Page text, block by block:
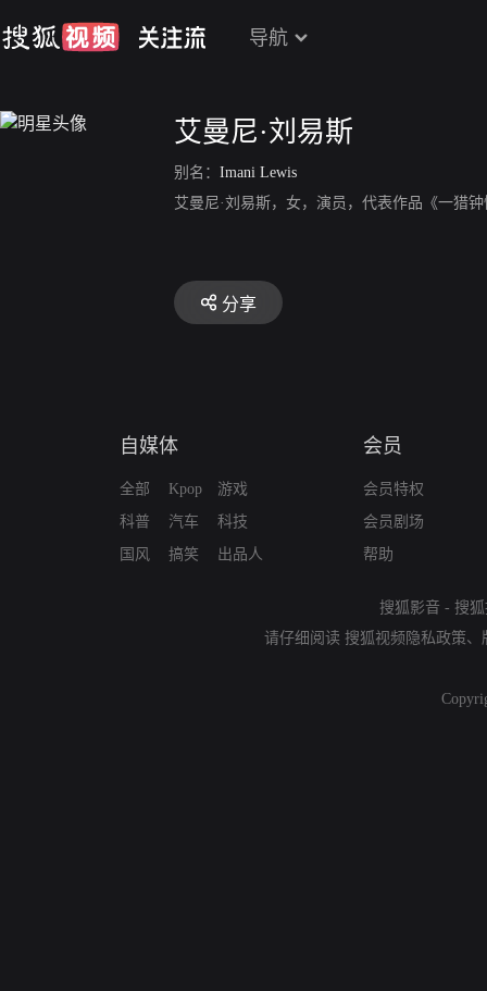
导航
艾曼尼·刘易斯
别名： Imani Lewis
艾曼尼·刘易斯，女，演员，代表作品《一猎
分享
自媒体
全部
科普
国风
Kpop
汽车
搞笑
游戏
科技
出品人
会员
会员特权
会员剧场
帮助
搜狐影音 - 搜
请仔细阅读 搜狐视频隐私政策、